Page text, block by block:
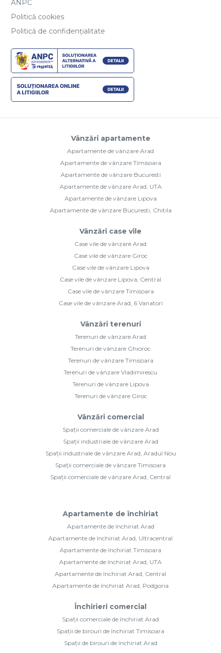
ANPC
Politică cookies
Politică de confidențialitate
Vânzări apartamente
Apartamente de vânzare Arad
Apartamente de vânzare Timisoara
Apartamente de vânzare Bucuresti
Apartamente de vânzare Arad, UTA
Apartamente de vânzare Lipova
Apartamente de vânzare Bucuresti, Chitila
Vânzări case vile
Case vile de vânzare Arad
Case vile de vânzare Giroc
Case vile de vânzare Lipova
Case vile de vânzare Lipova, Central
Case vile de vânzare Timisoara
Case vile de vânzare Arad, 6 Vanatori
Vânzări terenuri
Terenuri de vânzare Arad
Terenuri de vânzare Ghioroc
Terenuri de vânzare Timisoara
Terenuri de vânzare Vladimirescu
Terenuri de vânzare Lipova
Terenuri de vânzare Giroc
Vânzări comercial
Spații comerciale de vânzare Arad
Spații industriale de vânzare Arad
Spații industriale de vânzare Arad, Aradul Nou
Spații comerciale de vânzare Timisoara
Spații comerciale de vânzare Arad, Central
Apartamente de închiriat
Apartamente de închiriat Arad
Apartamente de închiriat Arad, Ultracentral
Apartamente de închiriat Timisoara
Apartamente de închiriat Arad, UTA
Apartamente de închiriat Arad, Central
Apartamente de închiriat Arad, Podgoria
Închirieri comercial
Spații comerciale de închiriat Arad
Spații de birouri de închiriat Timisoara
Spații de birouri de închiriat Arad